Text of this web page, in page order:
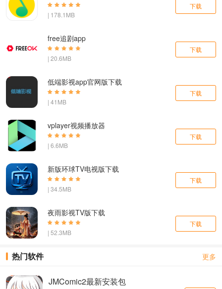
| 178.1MB
下载
free追剧app
| 20.6MB
下载
低端影视app官网版下载
| 41MB
下载
vplayer视频播放器
| 6.6MB
下载
新版环球TV电视版下载
| 34.5MB
下载
夜雨影视TV版下载
| 52.3MB
下载
热门软件 更多
JMComic2最新安装包